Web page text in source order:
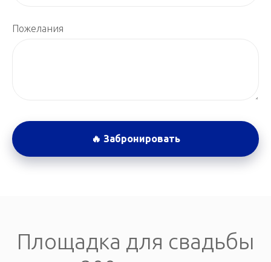
Пожелания
🔥 Забронировать
Площадка для свадьбы